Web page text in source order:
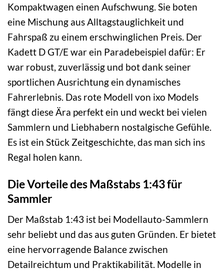
Kompaktwagen einen Aufschwung. Sie boten
eine Mischung aus Alltagstauglichkeit und
Fahrspaß zu einem erschwinglichen Preis. Der
Kadett D GT/E war ein Paradebeispiel dafür: Er
war robust, zuverlässig und bot dank seiner
sportlichen Ausrichtung ein dynamisches
Fahrerlebnis. Das rote Modell von ixo Models
fängt diese Ära perfekt ein und weckt bei vielen
Sammlern und Liebhabern nostalgische Gefühle.
Es ist ein Stück Zeitgeschichte, das man sich ins
Regal holen kann.
Die Vorteile des Maßstabs 1:43 für
Sammler
Der Maßstab 1:43 ist bei Modellauto-Sammlern
sehr beliebt und das aus guten Gründen. Er bietet
eine hervorragende Balance zwischen
Detailreichtum und Praktikabilität. Modelle in